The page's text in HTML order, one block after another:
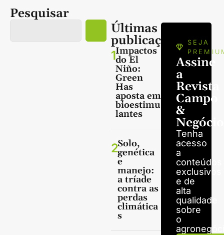
Pesquisar
Últimas
publicações
1Impactos
do El
Niño:
Green
Has
aposta em
bioestimu
lantes
2Solo,
genética
e
manejo:
a tríade
contra as
perdas
climática
s
SEJA
Assine
a
Revista
Campo
&
Tenha
acesso
a
conteúdos
exclusivos
e de
alta
qualidade
sobre
o